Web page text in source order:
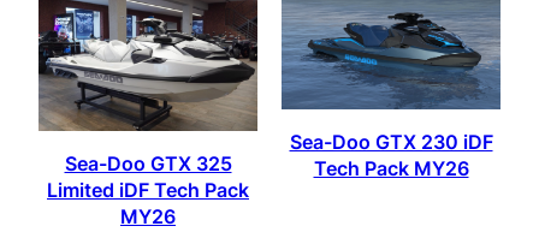
Sea-Doo GTX 325
Limited iDF Tech Pack
MY26
Sea-Doo GTX 230 iDF
Tech Pack MY26